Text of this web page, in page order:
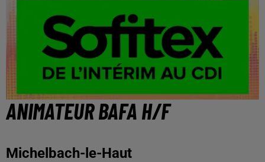
ANIMATEUR BAFA H/F
Michelbach-le-Haut